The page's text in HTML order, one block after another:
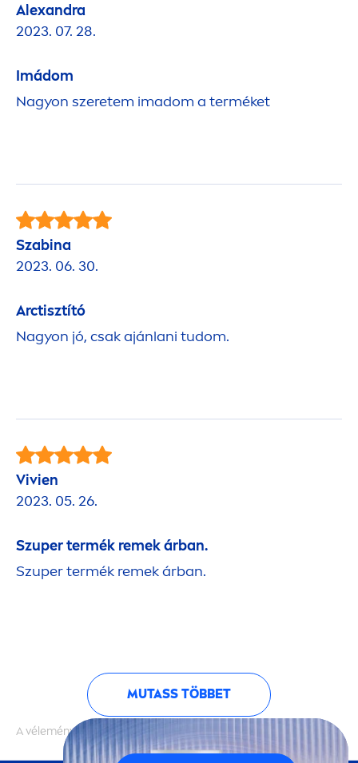
Alexandra
2023. 07. 28.
Imádom
Nagyon szeretem imadom a terméket
Szabina
2023. 06. 30.
Arctisztító
Nagyon jó, csak ajánlani tudom.
Vivien
2023. 05. 26.
Szuper termék remek árban.
Szuper termék remek árban.
MUTASS TÖBBET
A vélemények hitelességét nem ellenőrizzük